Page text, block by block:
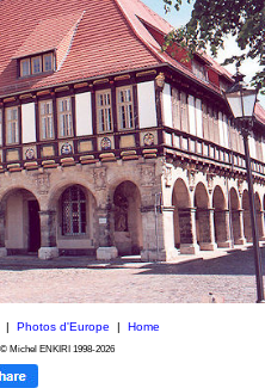
| Photos d'Europe | Home
Michel ENKIRI 1998-2026